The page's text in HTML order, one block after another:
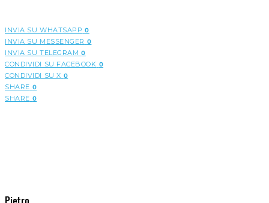
INVIA SU WHATSAPP 0
INVIA SU MESSENGER 0
INVIA SU TELEGRAM 0
CONDIVIDI SU FACEBOOK 0
CONDIVIDI SU X 0
SHARE 0
SHARE 0